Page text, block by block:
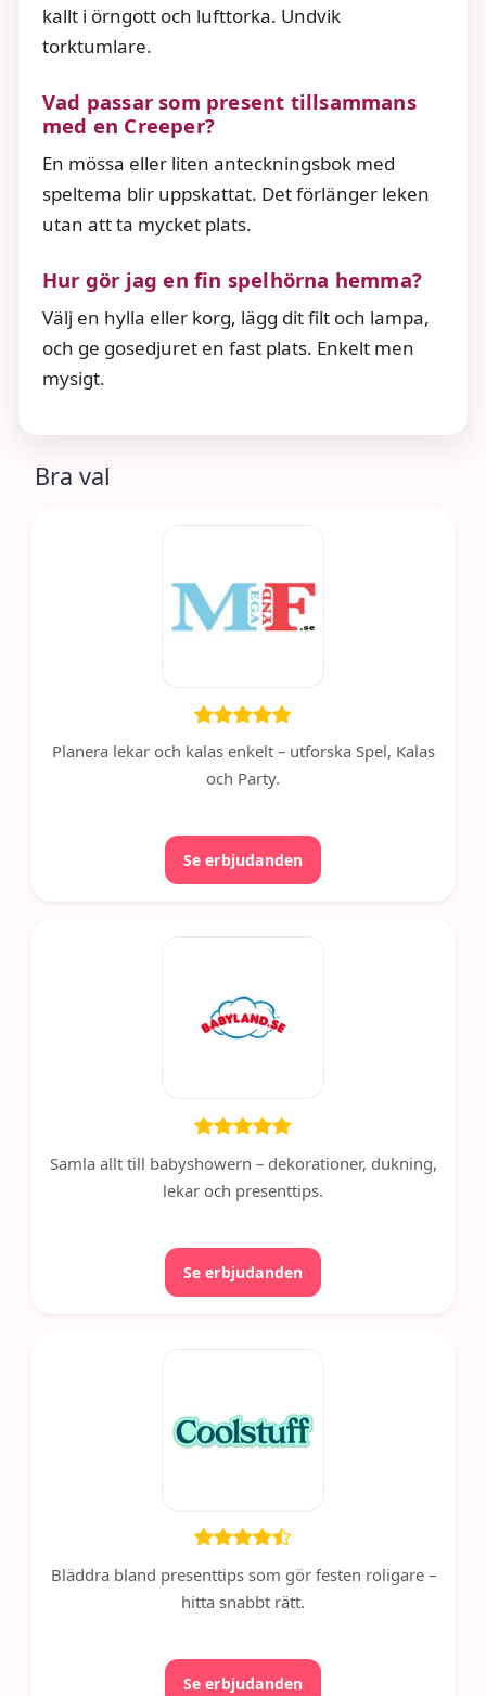
kallt i örngott och lufttorka. Undvik
torktumlare.
Vad passar som present tillsammans
med en Creeper?
En mössa eller liten anteckningsbok med
speltema blir uppskattat. Det förlänger leken
utan att ta mycket plats.
Hur gör jag en fin spelhörna hemma?
Välj en hylla eller korg, lägg dit filt och lampa,
och ge gosedjuret en fast plats. Enkelt men
mysigt.
Bra val
Planera lekar och kalas enkelt – utforska Spel, Kalas
och Party.
Se erbjudanden
Samla allt till babyshowern – dekorationer, dukning,
lekar och presenttips.
Se erbjudanden
Bläddra bland presenttips som gör festen roligare –
hitta snabbt rätt.
Se erbjudanden